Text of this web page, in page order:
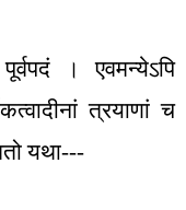
पूर्वपदं । एवमन्येऽपि
त्रयाणां च
यथा---